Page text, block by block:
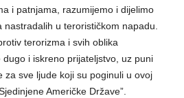
i patnjama, razumijemo i dijelimo
nastradalih u terorističkom napadu.
terorizma i svih oblika
i iskreno prijateljstvo, uz puni
za sve ljude koji su poginuli u ovoj
Američke Države”.